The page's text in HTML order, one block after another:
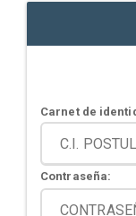
Carnet de
Contraseña: